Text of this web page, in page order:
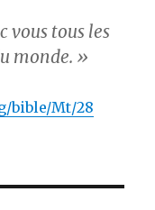
vous tous les
monde. »
bible/Mt/28